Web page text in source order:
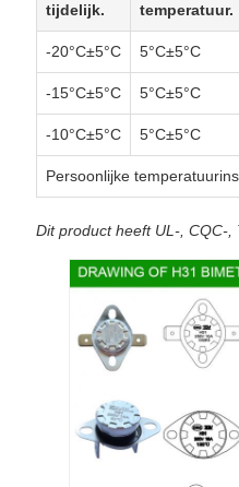
tijdelijk.
temperatuur.
-20°C±5°C 5°C±5°C
-15°C±5°C 5°C±5°C
-10°C±5°C 5°C±5°C
Persoonlijke
Dit product heeft UL-, CQC-,